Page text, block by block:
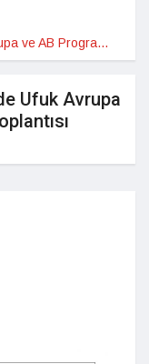
Türkiye-AB İlişkileri Ekseninde Ufuk Avrupa ve AB Programları istişare Toplantısı
Ufuk Avrupa